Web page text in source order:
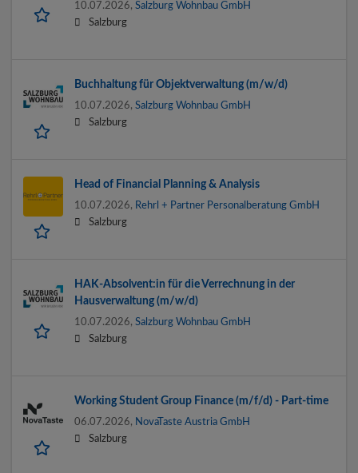
10.07.2026, Salzburg Wohnbau GmbH
Salzburg
Buchhaltung für Objektverwaltung (m/w/d)
10.07.2026, Salzburg Wohnbau GmbH
Salzburg
Head of Financial Planning & Analysis
10.07.2026, Rehrl + Partner Personalberatung GmbH
Salzburg
HAK-Absolvent:in für die Verrechnung in der
Hausverwaltung (m/w/d)
10.07.2026, Salzburg Wohnbau GmbH
Salzburg
Working Student Group Finance (m/f/d) - Part-time
06.07.2026, NovaTaste Austria GmbH
Salzburg